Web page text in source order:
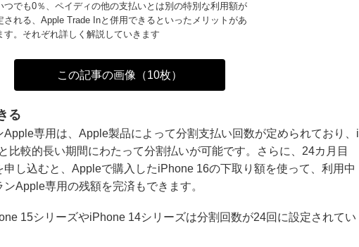
つでも0％、ペイディの他の支払いとは別の特別な利用額が
される、Apple Trade Inと併用できるといったメリットがあ
す。それぞれ詳しく解説していきます
この記事の画像（10枚）
る
専用は、Apple製品によって分割支払い回数が定められており、i
比較的長い期間にわたって分割払いが可能です。さらに、24カ月目
し込むと、Appleで購入したiPhone 16の下取り額を使って、利用中
Apple専用の残額を完済もできます。
15シリーズやiPhone 14シリーズは分割回数が24回に設定されてい